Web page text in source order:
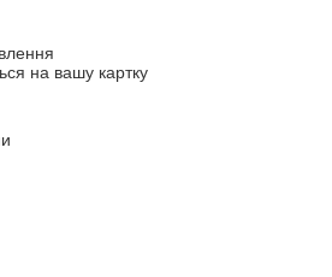
на вашу картку